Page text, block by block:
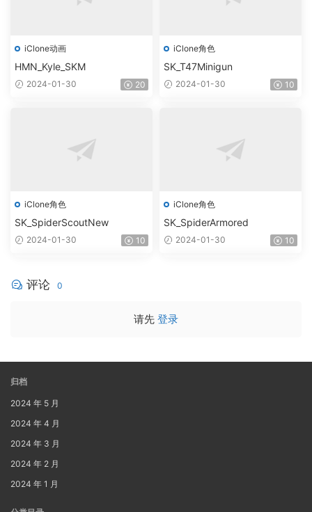
iClone动画
HMN_Kyle_SKM
2024-01-30 20
iClone角色
SK_T47Minigun
2024-01-30 10
iClone角色
SK_SpiderScoutNew
2024-01-30 10
iClone角色
SK_SpiderArmored
2024-01-30 10
评论 0
请先 登录
归档
2024 年 5 月
2024 年 4 月
2024 年 3 月
2024 年 2 月
2024 年 1 月